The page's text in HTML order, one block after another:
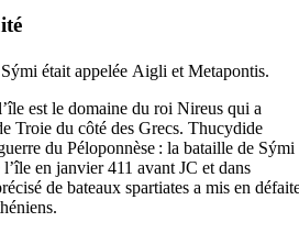
Sými était appelée Aigli et Metapontis.
est le domaine du roi Nireus qui a
Troie du côté des Grecs. Thucydide
du Péloponnèse : la bataille de Sými
l’île en janvier 411 avant JC et dans
de bateaux spartiates a mis en